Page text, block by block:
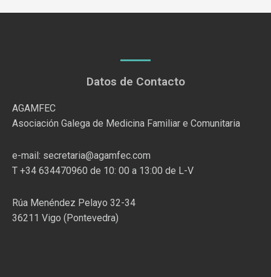
Datos de Contacto
AGAMFEC
Asociación Galega de Medicina Familiar e Comunitaria
e-mail: secretaria@agamfec.com
T +34 634470960 de 10: 00 a 13:00 de L-V
Rúa Menéndez Pelayo 32-34
36211 Vigo (Pontevedra)